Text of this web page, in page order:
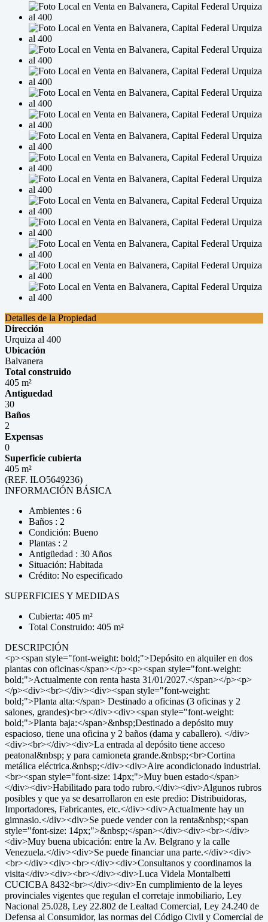
Detalles de la Propiedad
Dirección
Urquiza al 400
Ubicación
Balvanera
Total construido
405 m²
Antiguedad
30
Baños
2
Expensas
0
Superficie cubierta
405 m²
(REF. ILO5649236)
INFORMACIÓN BÁSICA
Ambientes : 6
Baños : 2
Condición: Bueno
Plantas : 2
Antigüedad : 30 Años
Situación: Habitada
Crédito: No especificado
SUPERFICIES Y MEDIDAS
Cubierta: 405 m²
Total Construido: 405 m²
DESCRIPCIÓN
<p><span style="font-weight: bold;">Depósito en alquiler en dos
plantas con oficinas</span></p><p><span style="font-weight:
bold;">Actualmente con renta hasta 31/01/2027.</span></p><p>
</p><div><br></div><div><span style="font-weight:
bold;">Planta alta:</span> Destinado a oficinas (3 oficinas y 2
salones, grandes)<br></div><div><span style="font-weight:
bold;">Planta baja:</span>&nbsp;Destinado a depósito muy
espacioso, tiene una oficina y 2 baños (dama y caballero). </div>
<div><br></div><div>La entrada al depósito tiene acceso
peatonal&nbsp; y para camioneta grande.&nbsp;<br>Cortina
metálica eléctrica.&nbsp;</div><div>Aire acondicionado industrial.
<br><span style="font-size: 14px;">Muy buen estado</span>
</div><div>Habilitado para todo rubro.</div><div>Algunos rubros
posibles y que ya se desarrollaron en este predio: Distribuidoras,
Importadores, Fabricantes, etc.</div><div>Actualmente hay un
gimnasio.</div><div>Se puede vender con la renta&nbsp;<span
style="font-size: 14px;">&nbsp;</span></div><div><br></div>
<div>Muy buena ubicación: entre la Av. Belgrano y la calle
Venezuela.</div><div>Se puede financiar una parte.</div><div>
<br></div><div><br></div><div>Consultanos y coordinamos la
visita</div><div><br></div><div>Luca Videla Montalbetti
CUCICBA 8432<br></div><div>En cumplimiento de la leyes
provinciales vigentes que regulan el corretaje inmobiliario, Ley
Nacional 25.028, Ley 22.802 de Lealtad Comercial, Ley 24.240 de
Defensa al Consumidor, las normas del Código Civil y Comercial de